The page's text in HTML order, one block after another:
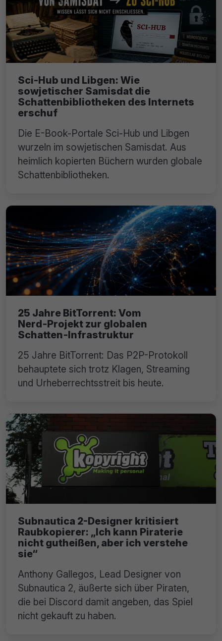
Sci-Hub und Libgen: Wie
sowjetischer Samisdat die
Schattenbibliotheken des Internets
erschuf
Die E-Book-Portale Sci-Hub und Libgen
wurzeln im sowjetischen Samisdat. Aus
heimlich kopierten Büchern wurden globale
Schattenbibliotheken.
25 Jahre BitTorrent: Vom
Nerd‑Projekt zur globalen
Schatten‑Infrastruktur
25 Jahre BitTorrent: Das P2P-Protokoll
behauptete sich trotz Klagen, Streaming
und Urheberrechtsstreit bis heute.
Subnautica 2-Designer kritisiert
Raubkopierer: „Ich kann Piraterie
nicht gutheißen, aber ich verstehe
sie“
Anthony Gallegos, Lead Designer von
Subnautica 2, äußerte sich über Piraten,
die bei Discord damit angeben, das Spiel
nicht gekauft zu haben.